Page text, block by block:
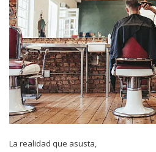
La realidad que asusta,